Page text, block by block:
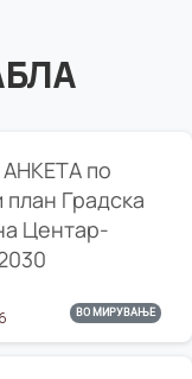
по
Градска
Центар-
ВО МИРУВАЊЕ